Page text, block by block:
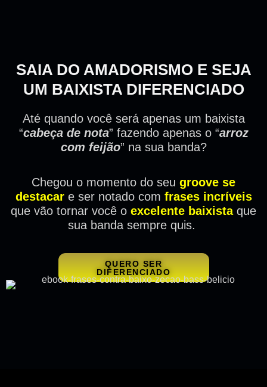
SAIA DO AMADORISMO E SEJA
UM BAIXISTA DIFERENCIADO
Até quando você será apenas um baixista
“cabeça de nota” fazendo apenas o “arroz
com feijão” na sua banda?
Chegou o momento do seu groove se
destacare ser notado com frases incríveis
que vão tornar você o excelente baixistaque
sua banda sempre quis.
QUERO SER
DIFERENCIADO